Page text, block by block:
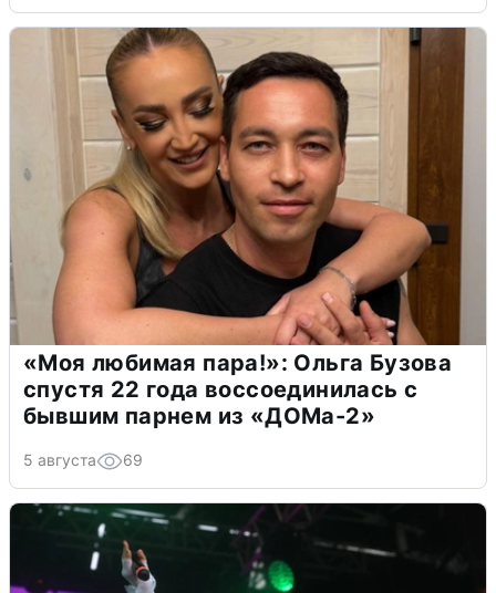
«Моя любимая пара!»: Ольга Бузова
спустя 22 года воссоединилась с
бывшим парнем из «ДОМа-2»
5 августа 69